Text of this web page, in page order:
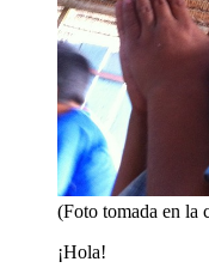
(Foto tomada en la
¡Hola!